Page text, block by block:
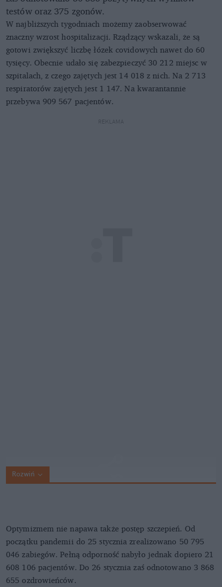
testów oraz 375 zgonów.
W najbliższych tygodniach możemy zaobserwować
znaczny wzrost hospitalizacji. Rządzący wskazali, że są
gotowi zwiększyć liczbę łózek covidowych nawet do 60
tysięcy. Obecnie udało się zabezpieczyć 30 212 miejsc w
szpitalach, z czego zajętych jest 14 018 z nich. Na 2 713
respiratorów zajętych jest 1 147. Na kwarantannie
przebywa 909 567 pacjentów.
REKLAMA
Rozwiń
Optymizmem nie napawa także postęp szczepień. Od
początku pandemii do 25 stycznia zrealizowano 50 795
046 zabiegów. Pełną odporność nabyło jednak dopiero 21
608 106 pacjentów. Do 26 stycznia zaś odnotowano 3 868
655 ozdrowieńców.